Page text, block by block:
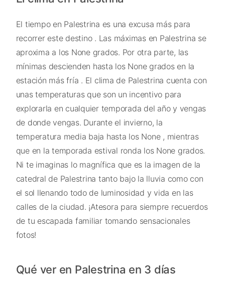
El tiempo en Palestrina es una excusa más para
recorrer este destino . Las máximas en Palestrina se
aproxima a los None grados. Por otra parte, las
mínimas descienden hasta los None grados en la
estación más fría . El clima de Palestrina cuenta con
unas temperaturas que son un incentivo para
explorarla en cualquier temporada del año y vengas
de donde vengas. Durante el invierno, la
temperatura media baja hasta los None , mientras
que en la temporada estival ronda los None grados.
Ni te imaginas lo magnífica que es la imagen de la
catedral de Palestrina tanto bajo la lluvia como con
el sol llenando todo de luminosidad y vida en las
calles de la ciudad. ¡Atesora para siempre recuerdos
de tu escapada familiar tomando sensacionales
fotos!
Qué ver en Palestrina en 3 días